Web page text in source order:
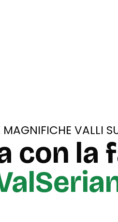
MAGNIFICHE VALLI
con la